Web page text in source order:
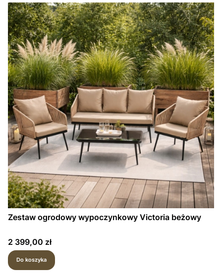
Zestaw ogrodowy wypoczynkowy Victoria beżowy
Cena
2 399,00 zł
Do koszyka